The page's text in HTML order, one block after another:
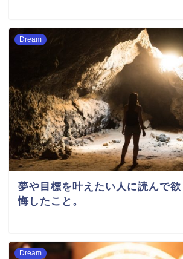
Dream
夢や目標を叶えたい人に読んで
悔したこと。
Dream